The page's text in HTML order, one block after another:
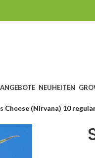
ANGEBOTE NEUHEITEN
Cheese (Nirvana) 10